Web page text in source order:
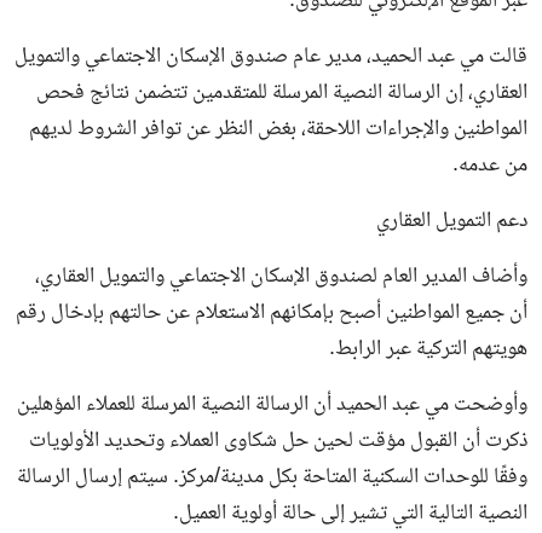
قالت مي عبد الحميد، مدير عام صندوق الإسكان الاجتماعي والتمويل
العقاري، إن الرسالة النصية المرسلة للمتقدمين تتضمن نتائج فحص
المواطنين والإجراءات اللاحقة، بغض النظر عن توافر الشروط لديهم
من عدمه.
دعم التمويل العقاري
وأضاف المدير العام لصندوق الإسكان الاجتماعي والتمويل العقاري،
أن جميع المواطنين أصبح بإمكانهم الاستعلام عن حالتهم بإدخال رقم
هويتهم التركية عبر الرابط.
وأوضحت مي عبد الحميد أن الرسالة النصية المرسلة للعملاء المؤهلين
ذكرت أن القبول مؤقت لحين حل شكاوى العملاء وتحديد الأولويات
وفقًا للوحدات السكنية المتاحة بكل مدينة/مركز. سيتم إرسال الرسالة
النصية التالية التي تشير إلى حالة أولوية العميل.